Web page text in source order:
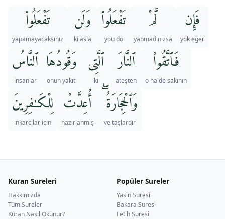
فَإِن
yok eğer
لَّمْ
yapmadınızsa
تَفْعَلُوا۟
you do
وَلَن
ki asla
تَفْعَلُوا۟
yapamayacaksınız
فَٱتَّقُوا۟
o halde sakının
ٱلنَّارَ
ateşten
ٱلَّتِى
ki
وَقُودُهَا
onun yakıtı
ٱلنَّاسُ
insanlar
وَٱلْحِجَارَةُ ۖ
ve taşlardır
أُعِدَّتْ
hazırlanmış
لِلْكَـٰفِرِينَ
inkarcılar için
Kuran Sureleri
Hakkımızda
Tüm Sureler
Kuran Nasıl Okunur?
Popüler Sureler
Yasin Suresi
Bakara Suresi
Fetih Suresi